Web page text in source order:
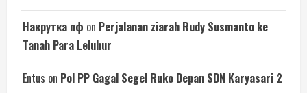
Накрутка пф on Perjalanan ziarah Rudy Susmanto ke
Tanah Para Leluhur
Entus on Pol PP Gagal Segel Ruko Depan SDN Karyasari 2